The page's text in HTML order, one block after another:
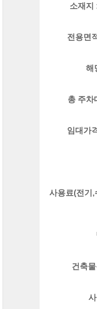
소재지
전용면
해
총 주차
임대가
사용료(전기,
건축